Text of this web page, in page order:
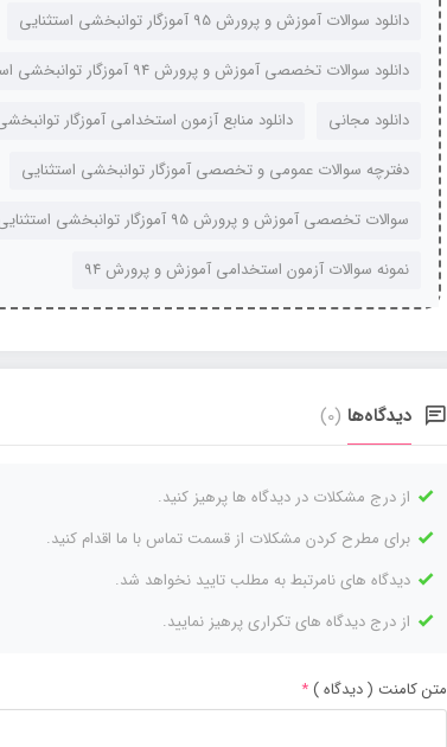
دانلود سوالات آموزش و پرورش 95 آموزگار توانبخشی استثنایی
دانلود سوالات تخصصی آموزش و پرورش 94 آموزگار توانبخشی استثنایی
دانلود مجانی
دانلود منابع آزمون استخدامی آموزگار
دفترچه سوالات عمومی و تخصصی آموزگار توانبخشی استثنایی
سوالات تخصصی آموزش و پرورش 95 آموزگار توانبخشی استثنایی
نمونه سوالات آزمون استخدامی آموزش و پرورش 94
دیدگاه‌ها (0)
از درج مشکلات در دیدگاه ها پرهیز کنید.
برای مطرح کردن مشکلات از قسمت تماس با ما اقدام کنید.
دیدگاه های نامرتبط به مطلب تایید نخواهد شد.
از درج دیدگاه های تکراری پرهیز نمایید.
متن کامنت ( دیدگاه )*